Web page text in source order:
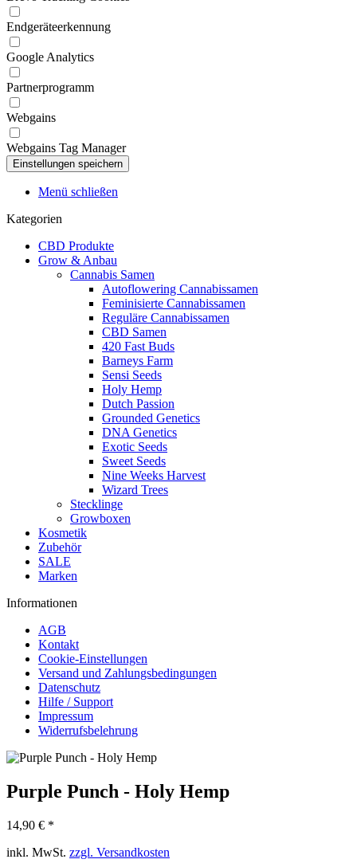
Endgeräteerkennung
Google Analytics
Partnerprogramm
Webgains
Webgains Tag Manager
Menü schließen
Kategorien
CBD Produkte
Grow & Anbau
Cannabis Samen
Autoflowering Cannabissamen
Feminisierte Cannabissamen
Reguläre Cannabissamen
CBD Samen
420 Fast Buds
Barneys Farm
Sensi Seeds
Holy Hemp
Dutch Passion
Grounded Genetics
DNA Genetics
Exotic Seeds
Sweet Seeds
Nine Weeks Harvest
Wizard Trees
Stecklinge
Growboxen
Kosmetik
Zubehör
SALE
Marken
Informationen
AGB
Kontakt
Cookie-Einstellungen
Versand und Zahlungsbedingungen
Datenschutz
Hilfe / Support
Impressum
Widerrufsbelehrung
Purple Punch - Holy Hemp
14,90 € *
inkl. MwSt. zzgl. Versandkosten